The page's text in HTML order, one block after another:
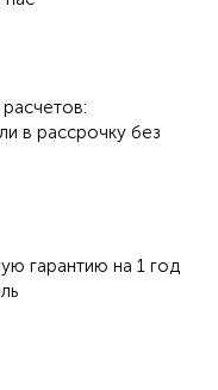
в рассрочку без
гарантию на 1 год